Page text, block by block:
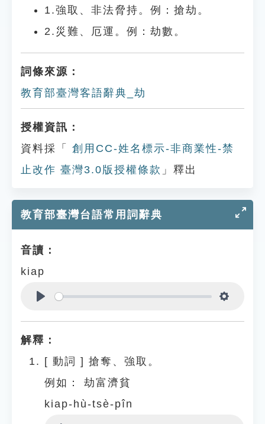
1.強取、非法脅持。例：搶劫。
2.災難、厄運。例：劫數。
詞條來源：
教育部臺灣客語辭典_劫
授權資訊：
資料採「
創用CC-姓名標示-非商業性-禁
止改作 臺灣3.0版授權條款 」釋出
教育部臺灣台語常用詞辭典
音讀：
kiap
解釋：
[ 動詞 ] 搶奪、強取。
例如：
劫富濟貧
kiap-hù-tsè-pîn